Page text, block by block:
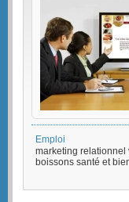
Emploi
marketing relationnel
boissons santé et